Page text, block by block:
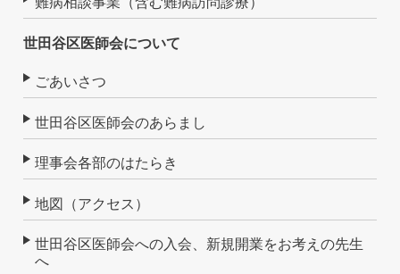
世田谷区医師会について
ごあいさつ
世田谷区医師会のあらまし
理事会各部のはたらき
地図（アクセス）
世田谷区医師会への入会、新規開業をお考えの先生
へ